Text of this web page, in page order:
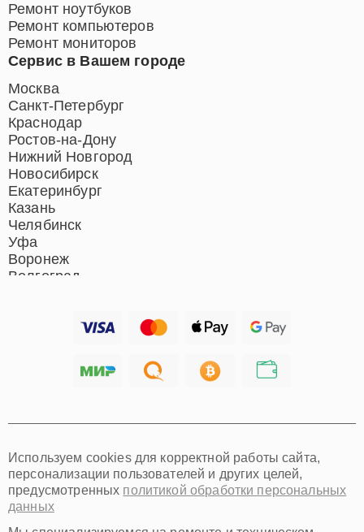
Сервис в Вашем городе
Москва
Санкт-Петербург
Краснодар
Ростов-на-Дону
Нижний Новгород
Новосибирск
Екатеринбург
Казань
Челябинск
Уфа
Воронеж
Волгоград
Хабаровск
Омск
Красноярск
Пермь
Ульяновск
Ремонт ноутбуков
Ремонт компьютеров
Ремонт мониторов
Используем cookies для корректной работы сайта,
персонализации пользователей и других целей,
предусмотренных политикой обработки персональных
данных